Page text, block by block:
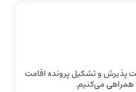
پذیرش و تشکیل پرونده اقامت
همراهی می‌کنیم.